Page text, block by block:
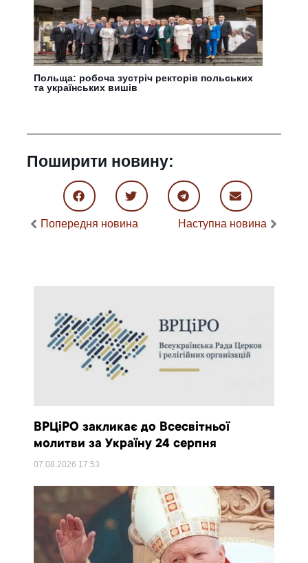
Польща: робоча зустріч ректорів польських
та українських вишів
Поширити новину:
Попередня новина Наступна новина
ВРЦіРО закликає до Всесвітньої
молитви за Україну 24 серпня
07.08.2026 17:53